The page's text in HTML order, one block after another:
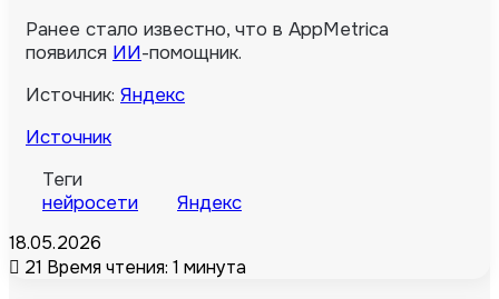
Ранее стало известно, что в AppMetrica
появился ИИ-помощник.
Источник: Яндекс
Источник
Теги
нейросети
Яндекс
18.05.2026
21 Время чтения: 1 минута